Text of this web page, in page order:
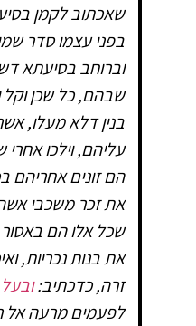
שאכתוב לקמן
בפני עצמו סדר
וברוחב בסיעתא
שבהם, כל שכן וקל
בנין דלא מעלו,
עליהם, וילכו
הם זונים אחריהם
את זכר משכבי
שכל אלו הם באסור
את בנות נכריות,
זרה, כדכתיב:
לפעמים מרעה אל